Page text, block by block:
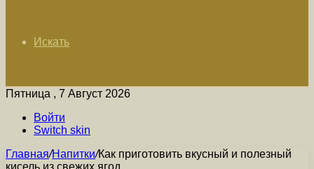
Искать
Пятница , 7 Август 2026
Войти
Switch skin
Главная/Напитки/Как приготовить вкусный и полезный
кисель из свежих ягод